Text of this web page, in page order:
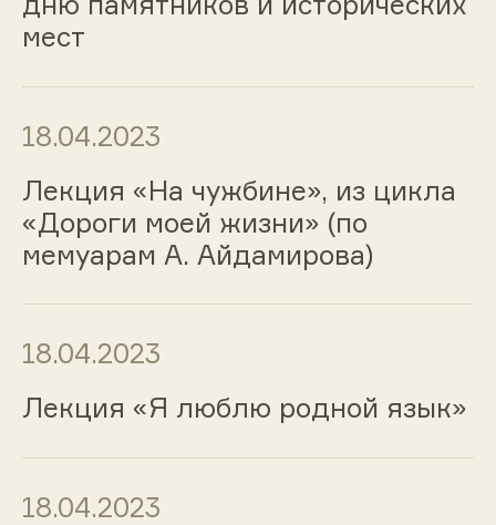
мест
18.04.2023
Лекция «На чужбине», из цикла
«Дороги моей жизни» (по
мемуарам А. Айдамирова)
18.04.2023
Лекция «Я люблю родной язык»
18.04.2023